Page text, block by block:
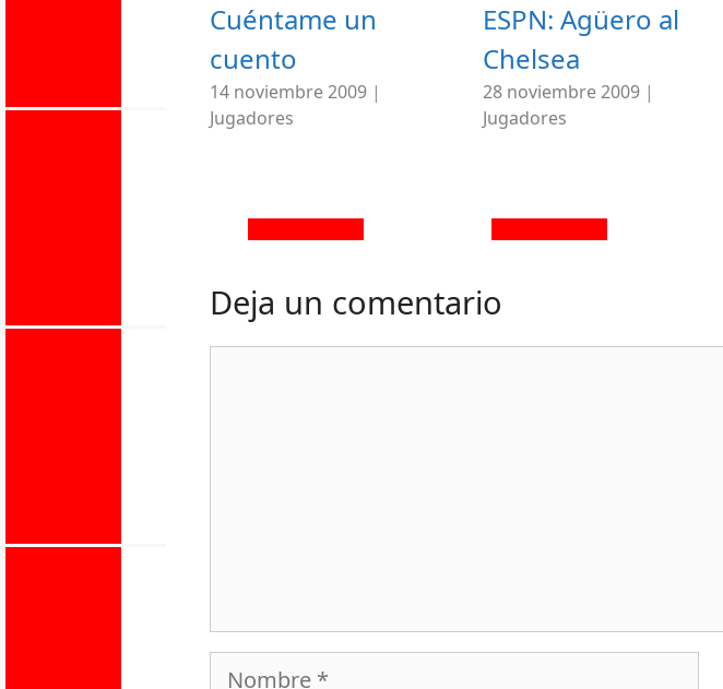
Cuéntame un
cuento
14 noviembre 2009 |
Jugadores
ESPN: Agüero al
Chelsea
28 noviembre 2009 |
Jugadores
Deja un comentario
Nombre